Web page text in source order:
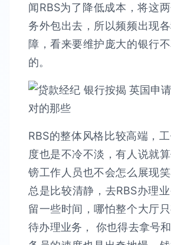
闻RBS为了降低成本，将这
务外包出去，所以频频出现
障，看来要维护庞大的银行
的。
RBS的整体风格比较高端，
度也是不冷不淡，有人说就
镑工作人员也不会怎么展现
总是比较清静，去RBS办理
留一些时间，哪怕整个大厅
待办理业务， 你也得去拿号